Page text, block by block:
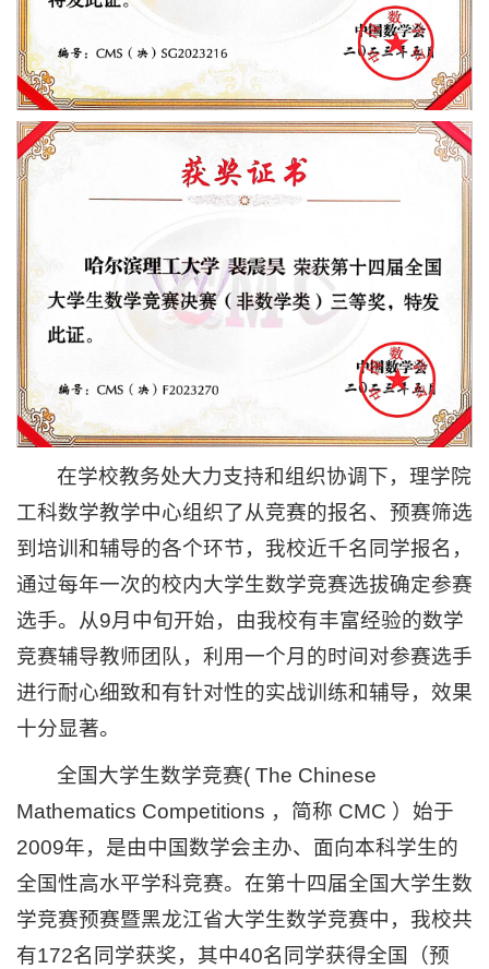
在学校教务处大力支持和组织协调下，理学院
工科数学教学中心组织了从竞赛的报名、预赛筛选
到培训和辅导的各个环节，我校近千名同学报名，
通过每年一次的校内大学生数学竞赛选拔确定参赛
选手。从9月中旬开始，由我校有丰富经验的数学
竞赛辅导教师团队，利用一个月的时间对参赛选手
进行耐心细致和有针对性的实战训练和辅导，效果
十分显著。
全国大学生数学竞赛( The Chinese
Mathematics Competitions ，简称 CMC ）始于
2009年，是由中国数学会主办、面向本科学生的
全国性高水平学科竞赛。在第十四届全国大学生数
学竞赛预赛暨黑龙江省大学生数学竞赛中，我校共
有172名同学获奖，其中40名同学获得全国（预